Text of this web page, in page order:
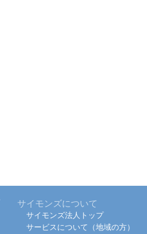
サイモンズについて
サイモンズ法人トップ
サービスについて（地域の方）